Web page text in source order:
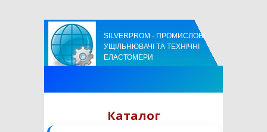
SILVERPROM - ПРОМИСЛОВІ
УЩІЛЬНЮВАЧІ ТА ТЕХНІЧНІ
ЕЛАСТОМЕРИ
Каталог